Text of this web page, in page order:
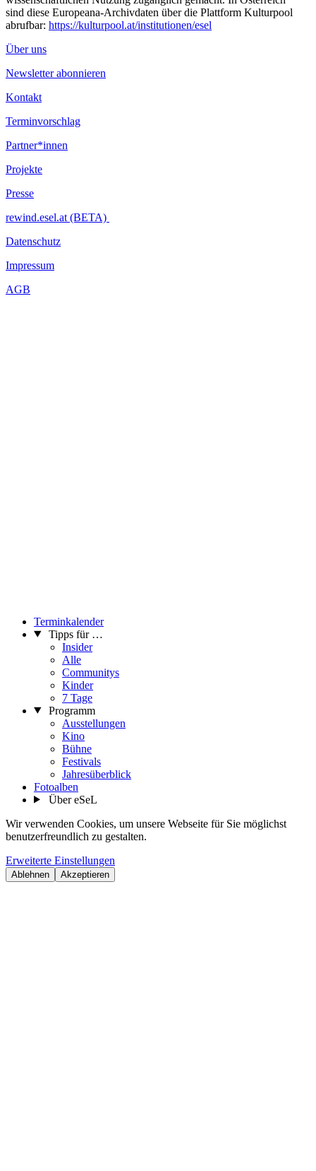
sind diese Europeana-Archivdaten über die Plattform Kulturpool
abrufbar: https://kulturpool.at/institutionen/esel
Über uns
Newsletter abonnieren
Kontakt
Terminvorschlag
Partner*innen
Projekte
Presse
rewind.esel.at (BETA)
Datenschutz
Impressum
AGB
Terminkalender
Tipps für …
Insider
Alle
Communitys
Kinder
7 Tage
Programm
Ausstellungen
Kino
Bühne
Festivals
Jahresüberblick
Fotoalben
Über eSeL
Wir verwenden Cookies, um unsere Webseite für Sie möglichst
benutzerfreundlich zu gestalten.
Erweiterte Einstellungen
Ablehnen Akzeptieren